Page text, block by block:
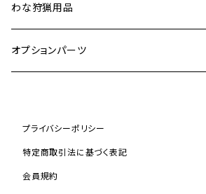
2.48ｍ×4ｍ (ブラック)
2.48ｍ×4ｍ (迷彩)
3ｍ×6ｍ (ブラック)
2.48ｍ×4ｍ (ウッド調ライトブラウン)
1.5m³
1.0m³
わな狩猟用品
箱わな
Mサイズ
Lサイズ
オプションパーツ
プライバシーポリシー
特定商取引法に基づく表記
会員規約